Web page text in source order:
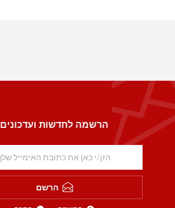
הרשמה לחדשות ועדכונים
הרשם